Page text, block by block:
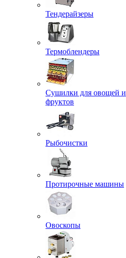
Тендерайзеры
Термоблендеры
Сушилки для овощей и
фруктов
Рыбочистки
Протирочные машины
Овоскопы